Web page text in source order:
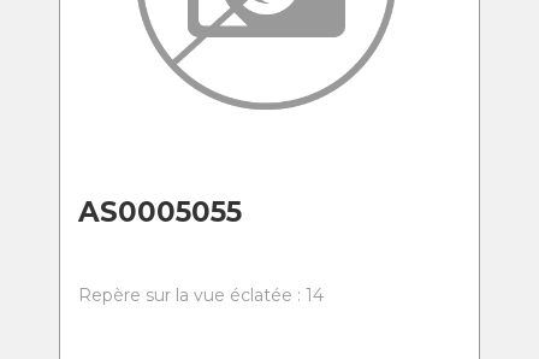
AS0005055
Repère sur la vue éclatée : 14